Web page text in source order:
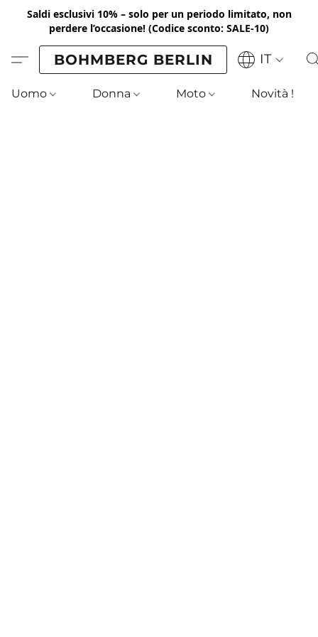
Saldi esclusivi 10% – solo per un periodo limitato, non
perdere l’occasione! (Codice sconto: SALE-10)
BOHMBERG BERLIN IT
Uomo Donna Moto Novità !